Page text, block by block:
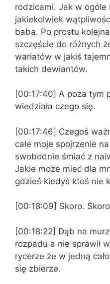
rodzicami. Jak w ogóle
jakiekolwiek
baba. Po prostu
szczęście do różnych
wariatów w jakiś
takich dewiantów.
[00:17:40] A poza tym
wiedziała czego się.
[00:17:46] Czegoś
całe moje spojrzenie
swobodnie śmiać z
Jakie może mieć dla
gdzieś kiedyś ktoś nie
[00:18:09] Skoro.
[00:18:22] Dąb na
rozpadu a nie sprawił
rycerze że w jedną
się zbierze.